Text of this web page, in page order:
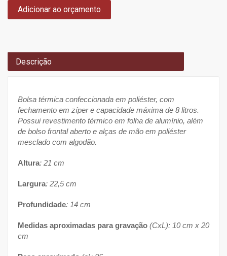
Adicionar ao orçamento
Descrição
Bolsa térmica confeccionada em poliéster, com
fechamento em zíper e capacidade máxima de 8 litros.
Possui revestimento térmico em folha de alumínio, além
de bolso frontal aberto e alças de mão em poliéster
mesclado com algodão.
Altura: 21 cm
Largura: 22,5 cm
Profundidade: 14 cm
Medidas aproximadas para gravação (CxL): 10 cm x 20
cm